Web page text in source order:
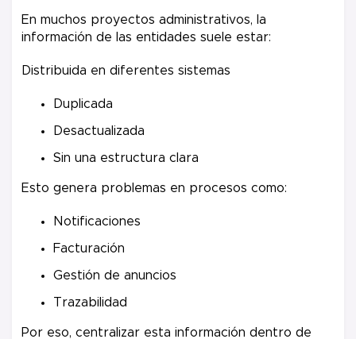
En muchos proyectos administrativos, la
información de las entidades suele estar:
Distribuida en diferentes sistemas
Duplicada
Desactualizada
Sin una estructura clara
Esto genera problemas en procesos como:
Notificaciones
Facturación
Gestión de anuncios
Trazabilidad
Por eso, centralizar esta información dentro de